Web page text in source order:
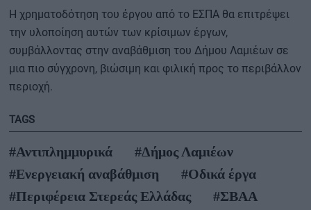
Η χρηματοδότηση του έργου από το ΕΣΠΑ θα επιτρέψει
την υλοποίηση αυτών των κρίσιμων έργων,
συμβάλλοντας στην αναβάθμιση του Δήμου Λαμιέων σε
μια πιο σύγχρονη, βιώσιμη και φιλική προς το περιβάλλον
περιοχή.
TAGS
#Αντιπλημμυρικά
#Δήμος Λαμιέων
#Ενεργειακή αναβάθμιση
#Οδικά έργα
#Περιφέρεια Στερεάς Ελλάδας
#ΣΒΑΑ